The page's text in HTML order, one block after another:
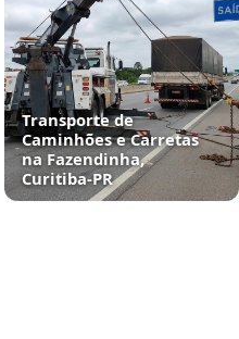
Transporte de
Caminhões e Carretas
na Fazendinha,
Curitiba‑PR